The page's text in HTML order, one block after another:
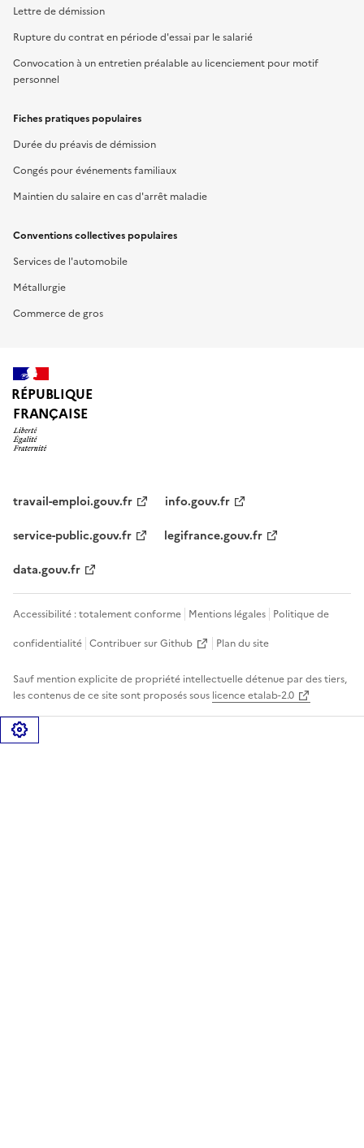
Lettre de démission
Rupture du contrat en période d'essai par le salarié
Convocation à un entretien préalable au licenciement pour motif
personnel
Fiches pratiques populaires
Durée du préavis de démission
Congés pour événements familiaux
Maintien du salaire en cas d'arrêt maladie
Conventions collectives populaires
Services de l'automobile
Métallurgie
Commerce de gros
RÉPUBLIQUE
FRANÇAISE
travail-emploi.gouv.fr
info.gouv.fr
service-public.gouv.fr
legifrance.gouv.fr
data.gouv.fr
Accessibilité : totalement conforme Mentions légales Politique de
confidentialité Contribuer sur Github Plan du site
Sauf mention explicite de propriété intellectuelle détenue par des tiers,
les contenus de ce site sont proposés sous licence etalab-2.0
Gérer les cookies